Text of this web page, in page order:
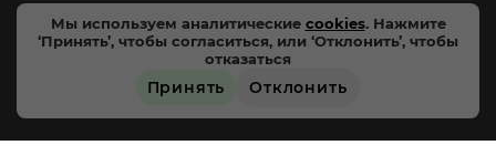
Мы используем аналитические cookies. Нажмите
‘Принять’, чтобы согласиться, или ‘Отклонить’, чтобы
отказаться
Принять Отклонить
Сб: Выходной
Вс: Выходной